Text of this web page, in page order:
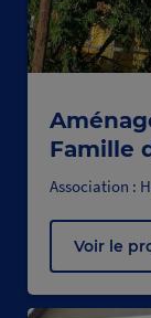
Famille
Association :
Voir le